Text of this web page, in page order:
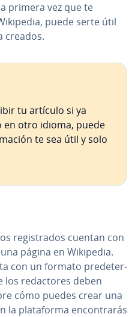
primera vez que te
puede serte útil
creados.
tu artículo si ya
en otro idioma, puede
te sea útil y solo
re­gi­s­tra­dos cuentan con
página en Wikipedia.
con un formato pre­de­te­r­
los re­da­c­to­res deben
cómo puedes crear una
la pla­ta­fo­r­ma en­co­n­tra­rás